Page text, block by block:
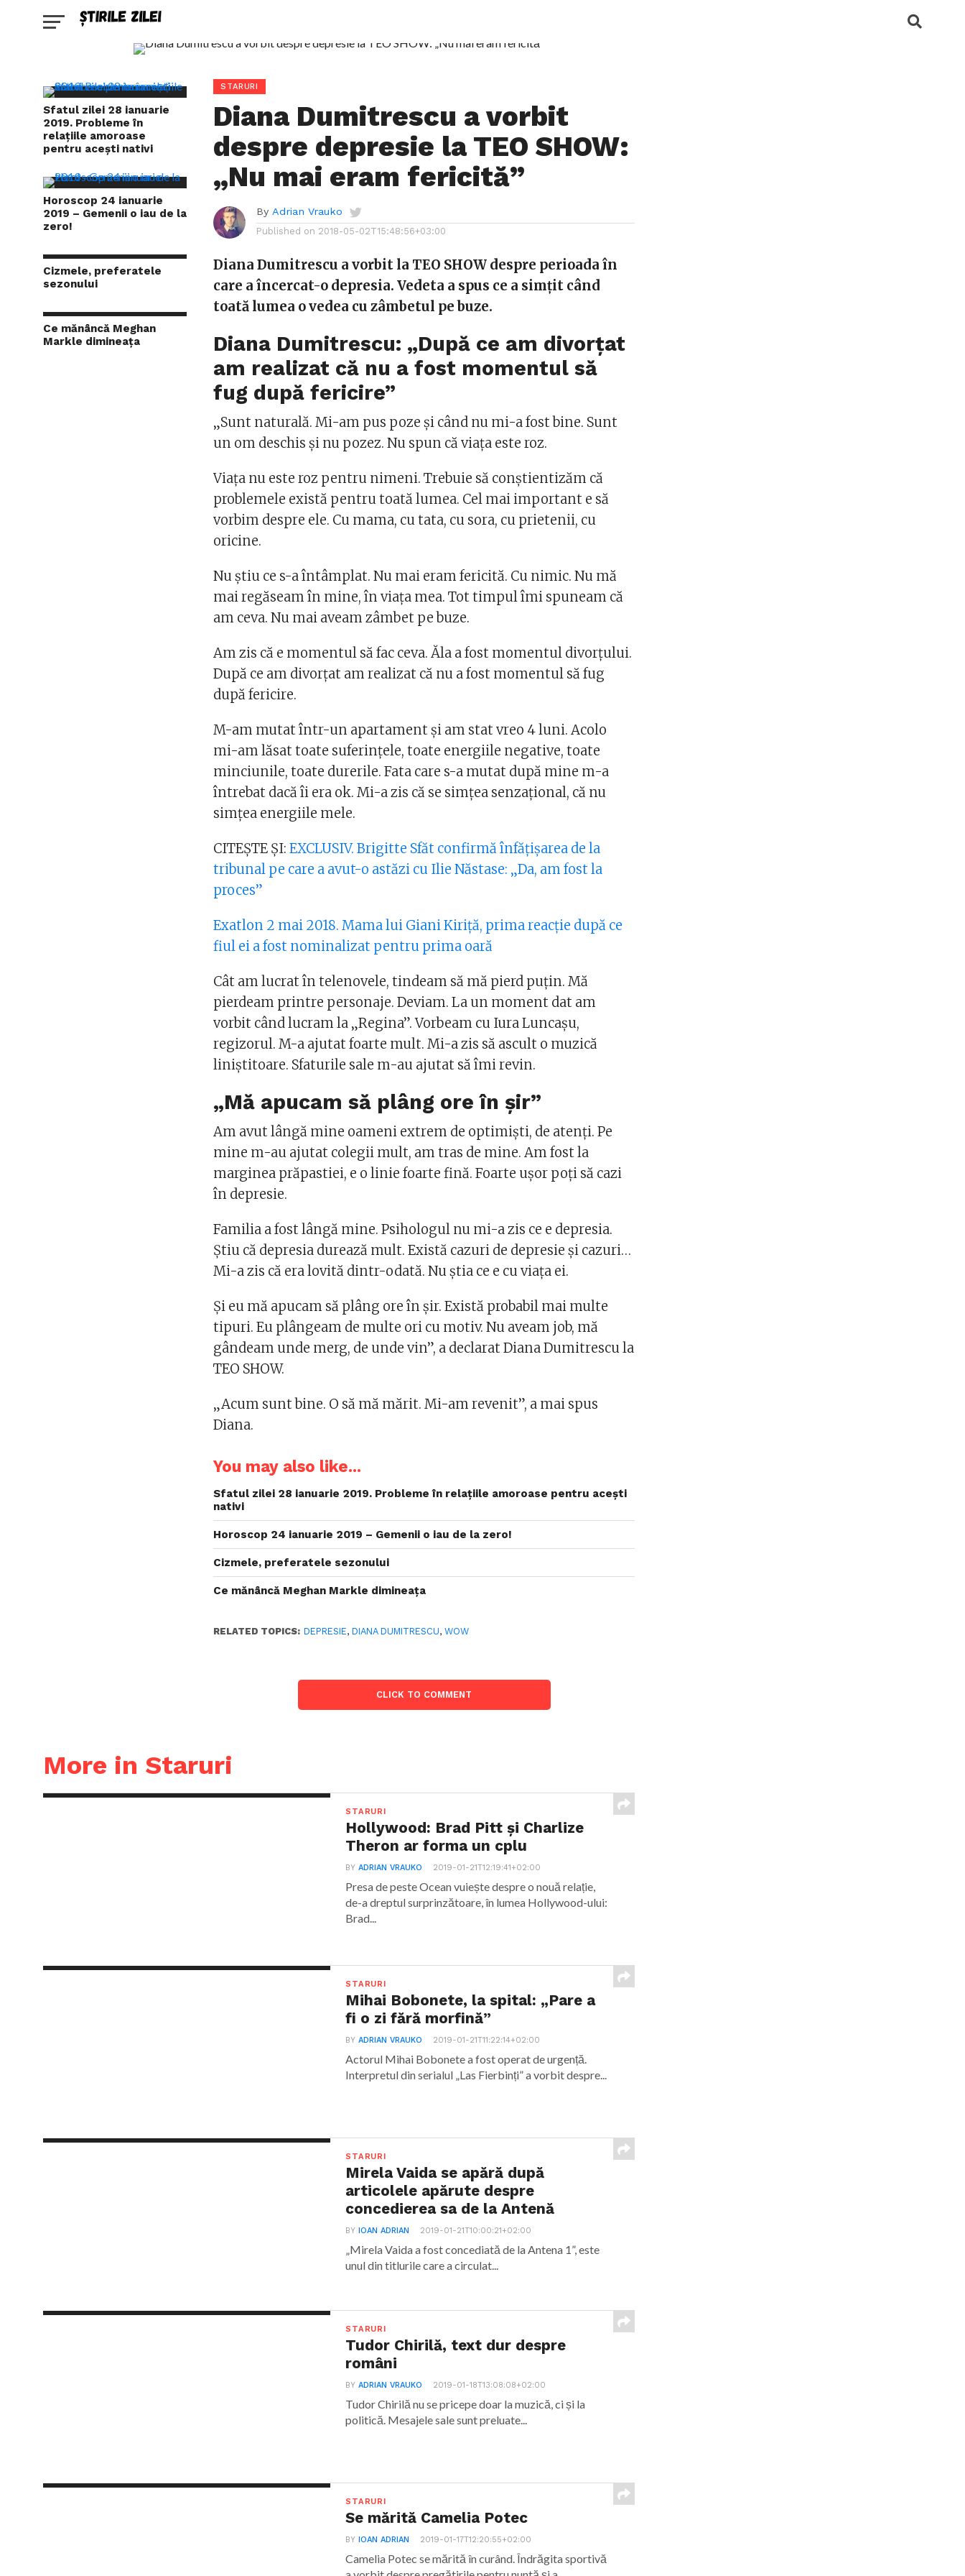
Sfatul zilei 28 ianuarie
2019. Probleme în
relațiile amoroase
pentru acești nativi
Horoscop 24 ianuarie
2019 – Gemenii o iau de la
zero!
Cizmele, preferatele
sezonului
Ce mănâncă Meghan
Markle dimineața
STARURI
Diana Dumitrescu a vorbit
despre depresie la TEO SHOW:
„Nu mai eram fericită”
By Adrian Vrauko
Published on 2018-05-02T15:48:56+03:00
Diana Dumitrescu a vorbit la TEO SHOW despre perioada în
care a încercat-o depresia. Vedeta a spus ce a simțit când
toată lumea o vedea cu zâmbetul pe buze.
Diana Dumitrescu: „După ce am divorțat
am realizat că nu a fost momentul să
fug după fericire”
„Sunt naturală. Mi-am pus poze și când nu mi-a fost bine. Sunt
un om deschis și nu pozez. Nu spun că viața este roz.
Viața nu este roz pentru nimeni. Trebuie să conștientizăm că
problemele există pentru toată lumea. Cel mai important e să
vorbim despre ele. Cu mama, cu tata, cu sora, cu prietenii, cu
oricine.
Nu știu ce s-a întâmplat. Nu mai eram fericită. Cu nimic. Nu mă
mai regăseam în mine, în viața mea. Tot timpul îmi spuneam că
am ceva. Nu mai aveam zâmbet pe buze.
Am zis că e momentul să fac ceva. Ăla a fost momentul divorțului.
După ce am divorțat am realizat că nu a fost momentul să fug
după fericire.
M-am mutat într-un apartament și am stat vreo 4 luni. Acolo
mi-am lăsat toate suferințele, toate energiile negative, toate
minciunile, toate durerile. Fata care s-a mutat după mine m-a
întrebat dacă îi era ok. Mi-a zis că se simțea senzațional, că nu
simțea energiile mele.
CITEȘTE ȘI:EXCLUSIV. Brigitte Sfăt confirmă înfățișarea de la
tribunal pe care a avut-o astăzi cu Ilie Năstase: „Da, am fost la
proces”
Exatlon 2 mai 2018. Mama lui Giani Kiriță, prima reacție după ce
fiul ei a fost nominalizat pentru prima oară
Cât am lucrat în telenovele, tindeam să mă pierd puțin. Mă
pierdeam printre personaje. Deviam. La un moment dat am
vorbit când lucram la „Regina”. Vorbeam cu Iura Luncașu,
regizorul. M-a ajutat foarte mult. Mi-a zis să ascult o muzică
liniștitoare. Sfaturile sale m-au ajutat să îmi revin.
„Mă apucam să plâng ore în șir”
Am avut lângă mine oameni extrem de optimiști, de atenți. Pe
mine m-au ajutat colegii mult, am tras de mine. Am fost la
marginea prăpastiei, e o linie foarte fină. Foarte ușor poți să cazi
în depresie.
Familia a fost lângă mine. Psihologul nu mi-a zis ce e depresia.
Știu că depresia durează mult. Există cazuri de depresie și cazuri…
Mi-a zis că era lovită dintr-odată. Nu știa ce e cu viața ei.
Și eu mă apucam să plâng ore în șir. Există probabil mai multe
tipuri. Eu plângeam de multe ori cu motiv. Nu aveam job, mă
gândeam unde merg, de unde vin”, a declarat Diana Dumitrescu la
TEO SHOW.
„Acum sunt bine. O să mă mărit. Mi-am revenit”, a mai spus
Diana.
You may also like...
Sfatul zilei 28 ianuarie 2019. Probleme în relațiile amoroase pentru acești
nativi
Horoscop 24 ianuarie 2019 – Gemenii o iau de la zero!
Cizmele, preferatele sezonului
Ce mănâncă Meghan Markle dimineața
RELATED TOPICS: DEPRESIE,DIANA DUMITRESCU,WOW
CLICK TO COMMENT
More in Staruri
STARURI
Hollywood: Brad Pitt și Charlize
Theron ar forma un cplu
BYADRIAN VRAUKO 2019-01-21T12:19:41+02:00
Presa de peste Ocean vuiește despre o nouă relație,
de-a dreptul surprinzătoare, în lumea Hollywood-ului:
Brad...
STARURI
Mihai Bobonete, la spital: „Pare a
fi o zi fără morfină”
BYADRIAN VRAUKO 2019-01-21T11:22:14+02:00
Actorul Mihai Bobonete a fost operat de urgență.
Interpretul din serialul „Las Fierbinți” a vorbit despre...
STARURI
Mirela Vaida se apără după
articolele apărute despre
concedierea sa de la Antenă
BYIOAN ADRIAN 2019-01-21T10:00:21+02:00
„Mirela Vaida a fost concediată de la Antena 1”, este
unul din titlurile care a circulat...
STARURI
Tudor Chirilă, text dur despre
români
BYADRIAN VRAUKO 2019-01-18T13:08:08+02:00
Tudor Chirilă nu se pricepe doar la muzică, ci și la
politică. Mesajele sale sunt preluate...
STARURI
Se mărită Camelia Potec
BYIOAN ADRIAN 2019-01-17T12:20:55+02:00
Camelia Potec se mărită în curând. Îndrăgita sportivă